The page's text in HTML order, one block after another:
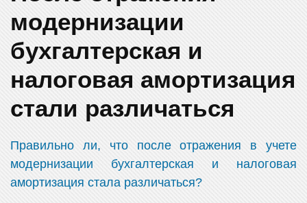
модернизации
бухгалтерская и
налоговая амортизация
стали различаться
Правильно ли, что после отражения в учете
модернизации бухгалтерская и налоговая
амортизация стала различаться?